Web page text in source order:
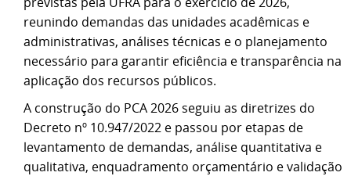
reunindo demandas das unidades acadêmicas e
administrativas, análises técnicas e o planejamento
necessário para garantir eficiência e transparência na
aplicação dos recursos públicos.
A construção do PCA 2026 seguiu as diretrizes do
Decreto nº 10.947/2022 e passou por etapas de
levantamento de demandas, análise quantitativa e
qualitativa, enquadramento orçamentário e validação